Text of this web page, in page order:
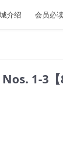
介绍 会员必
1-3